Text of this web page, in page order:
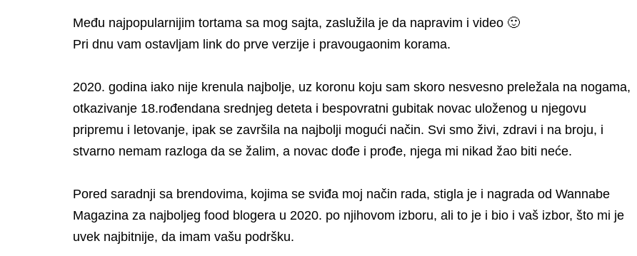
c
e
b
o
o
k
er
e
st
er at
s
A
p
p
ss
e
g
er
ar
e
Među najpopularnijim tortama sa mog sajta, zaslužila je da napravim i video 🙂
Pri dnu vam ostavljam link do prve verzije i pravougaonim korama.
2020. godina iako nije krenula najbolje, uz koronu koju sam skoro nesvesno preležala na nogama,
otkazivanje 18.rođendana srednjeg deteta i bespovratni gubitak novac uloženog u njegovu
pripremu i letovanje, ipak se završila na najbolji mogući način. Svi smo živi, zdravi i na broju, i
stvarno nemam razloga da se žalim, a novac dođe i prođe, njega mi nikad žao biti neće.
Pored saradnji sa brendovima, kojima se sviđa moj način rada, stigla je i nagrada od Wannabe
Magazina za najboljeg food blogera u 2020. po njihovom izboru, ali to je i bio i vaš izbor, što mi je
uvek najbitnije, da imam vašu podršku.